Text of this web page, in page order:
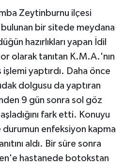
Zeytinburnu ilçesi
bir sitede meydana
hazırlıkları yapan İdil
olarak tanıtan K.M.A.'nın
yaptırdı. Daha önce
dolgusu da yaptıran
9 gün sonra sol göz
fark etti. Konuyu
enfeksiyon kapma
aldı. Bir süre sonra
hastanede botokstan